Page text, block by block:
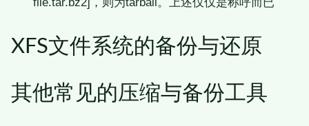
XFS文件系统的备份与还原
其他常见的压缩与备份工具